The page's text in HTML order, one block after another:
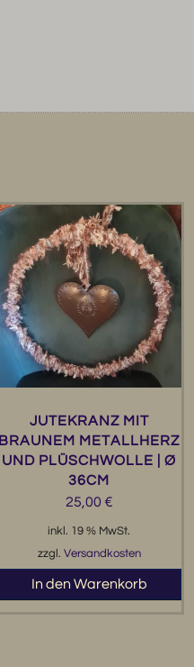
JUTEKRANZ MIT
BRAUNEM METALLHERZ
UND PLÜSCHWOLLE | Ø
36CM
25,00 €
inkl. 19 % MwSt.
zzgl. Versandkosten
In den Warenkorb